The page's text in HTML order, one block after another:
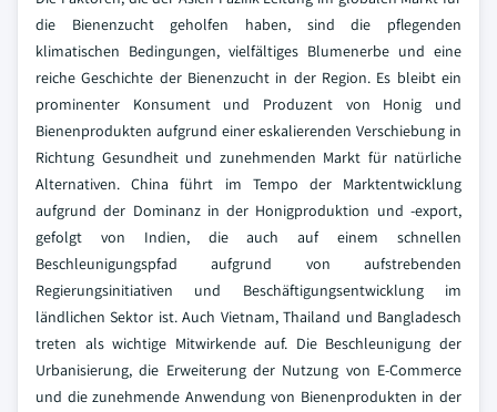
die Bienenzucht geholfen haben, sind die pflegenden
klimatischen Bedingungen, vielfältiges Blumenerbe und eine
reiche Geschichte der Bienenzucht in der Region. Es bleibt ein
prominenter Konsument und Produzent von Honig und
Bienenprodukten aufgrund einer eskalierenden Verschiebung in
Richtung Gesundheit und zunehmenden Markt für natürliche
Alternativen. China führt im Tempo der Marktentwicklung
aufgrund der Dominanz in der Honigproduktion und -export,
gefolgt von Indien, die auch auf einem schnellen
Beschleunigungspfad aufgrund von aufstrebenden
Regierungsinitiativen und Beschäftigungsentwicklung im
ländlichen Sektor ist. Auch Vietnam, Thailand und Bangladesch
treten als wichtige Mitwirkende auf. Die Beschleunigung der
Urbanisierung, die Erweiterung der Nutzung von E-Commerce
und die zunehmende Anwendung von Bienenprodukten in der